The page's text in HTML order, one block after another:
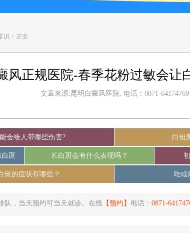
识 > 正文
风正规医院-春季花粉过敏会让
文章来源:昆明白癜风医院, 电话：0871-64174769
会给人带哪些伤害? 白斑
斑 长白斑会有什么表现吗？
斑的症状有哪些？ 吃啥
队，当天预约可当天就诊。在线 【预约】 电话： 0871-